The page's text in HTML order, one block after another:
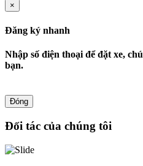
×
Đăng ký nhanh
Nhập số điện thoại để đặt xe,
bạn.
Đóng
Đối tác của chúng tôi